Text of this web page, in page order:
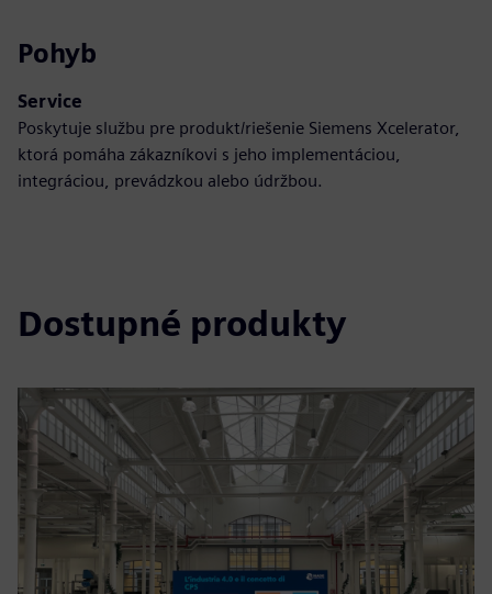
Pohyb
Service
Poskytuje službu pre produkt/riešenie Siemens Xcelerator,
ktorá pomáha zákazníkovi s jeho implementáciou,
integráciou, prevádzkou alebo údržbou.
Dostupné produkty